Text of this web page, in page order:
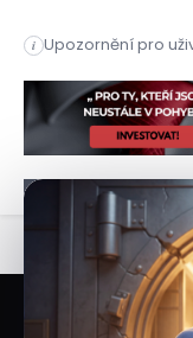
i Upozornění pro
Ruský prezident
Veškeré informace a